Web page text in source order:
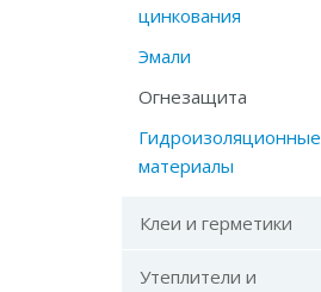
цинкования
Эмали
Огнезащита
Гидроизоляционные
материалы
Клеи и герметики
Утеплители и